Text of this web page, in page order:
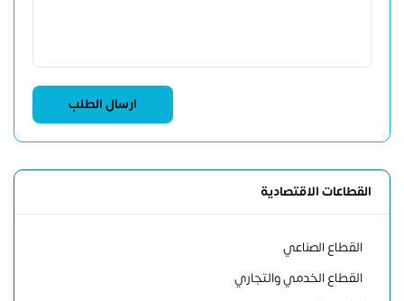
القطاعات الاقتصادية
القطاع الصناعي
القطاع الخدمي والتجاري